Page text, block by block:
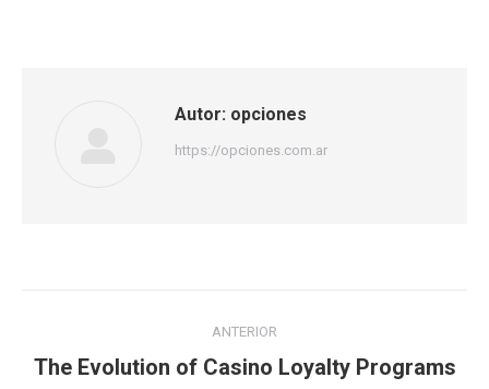
Autor: opciones
https://opciones.com.ar
entre
ANTERIOR
Publicación
The Evolution of Casino Loyalty Programs